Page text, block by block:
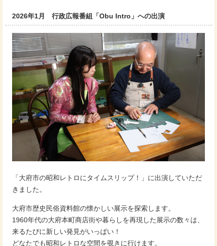
2026年1月 行政広報番組「Obu Intro」への出演
「大府市の昭和レトロにタイムスリップ！」に出演していただ
きました。
大府市歴史民俗資料館の懐かしい展示を探索します。
1960年代の大府本町商店街や暮らしを再現した展示の数々は、
来るたびに新しい発見がいっぱい！
どなたでも昭和レトロな空間を覗きに行けます。